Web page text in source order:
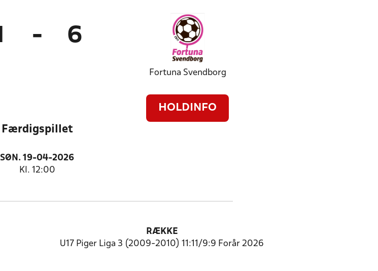
- 6
Fortuna Svendborg
HOLDINFO
Færdigspillet
SØN. 19-04-2026
Kl. 12:00
RÆKKE
U17 Piger Liga 3 (2009-2010) 11:11/9:9 Forår 2026